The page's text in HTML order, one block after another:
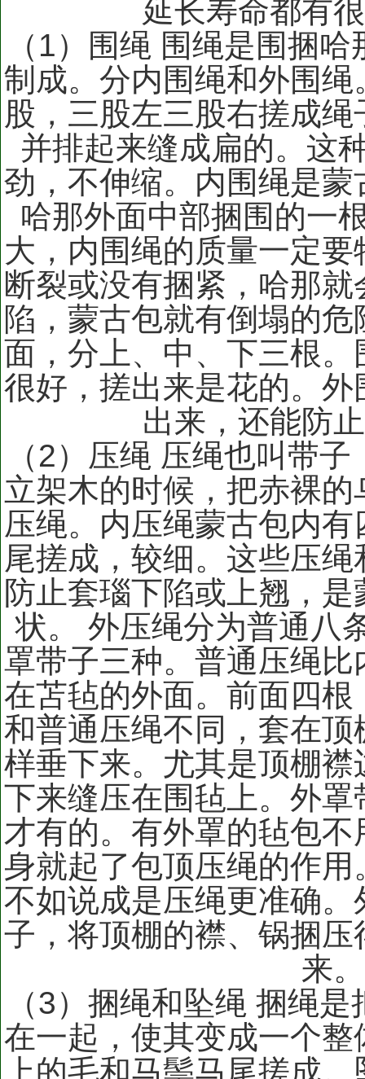
延长寿命都有
（1）围绳 围绳是围捆
制成。分内围绳和外围
股，三股左三股右搓成
并排起来缝成扁的。这
劲，不伸缩。内围绳是
哈那外面中部捆围的一
大，内围绳的质量一定
断裂或没有捆紧，哈那
陷，蒙古包就有倒塌的
面，分上、中、下三根
很好，搓出来是花的。
出来，还能防
（2）压绳 压绳也叫带
立架木的时候，把赤裸
压绳。内压绳蒙古包内
尾搓成，较细。这些压
防止套瑙下陷或上翘，
状。 外压绳分为普通八
罩带子三种。普通压绳
在苫毡的外面。前面四
和普通压绳不同，套在
样垂下来。尤其是顶棚
下来缝压在围毡上。外
才有的。有外罩的毡包
身就起了包顶压绳的作
不如说成是压绳更准确
子，将顶棚的襟、锅捆
来
（3）捆绳和坠绳 捆绳
在一起，使其变成一个
上的毛和马鬃马尾搓成